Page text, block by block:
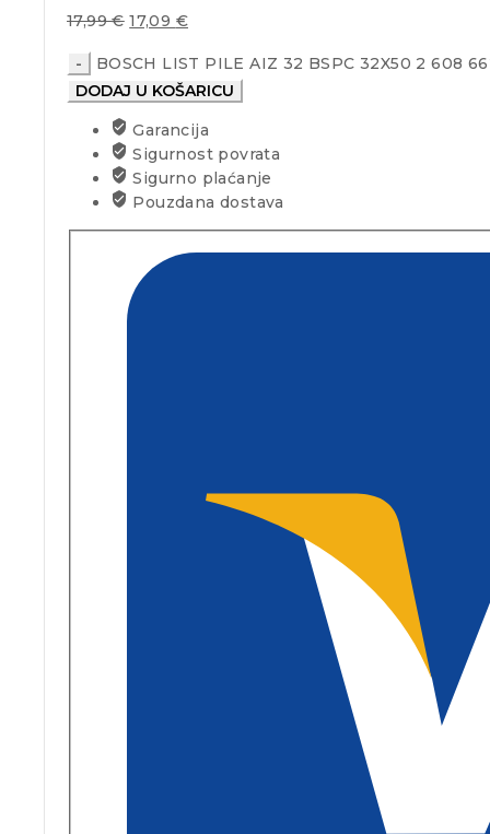
17,99€ 17,09 €
BOSCH LIST PILE AIZ 32 BSPC 32X50 2 608
DODAJ U KOŠARICU
Garancija
Sigurnost povrata
Sigurno plaćanje
Pouzdana dostava